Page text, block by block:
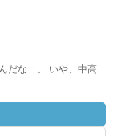
だな…。 いや、中高